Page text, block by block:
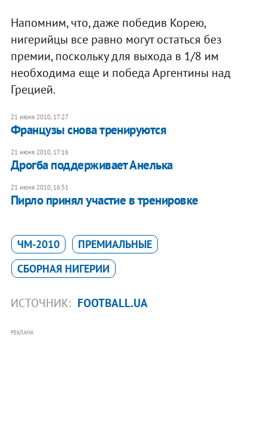
Напомним, что, даже победив Корею,
нигерийцы все равно могут остаться без
премии, поскольку для выхода в 1/8 им
необходима еще и победа Аргентины над
Грецией.
21 июня 2010, 17:27
Французы снова тренируются
21 июня 2010, 17:16
Дрогба поддерживает Анелька
21 июня 2010, 16:51
Пирло принял участие в тренировке
ЧМ-2010
ПРЕМИАЛЬНЫЕ
СБОРНАЯ НИГЕРИИ
ИСТОЧНИК: FOOTBALL.UA
РЕКЛАМА